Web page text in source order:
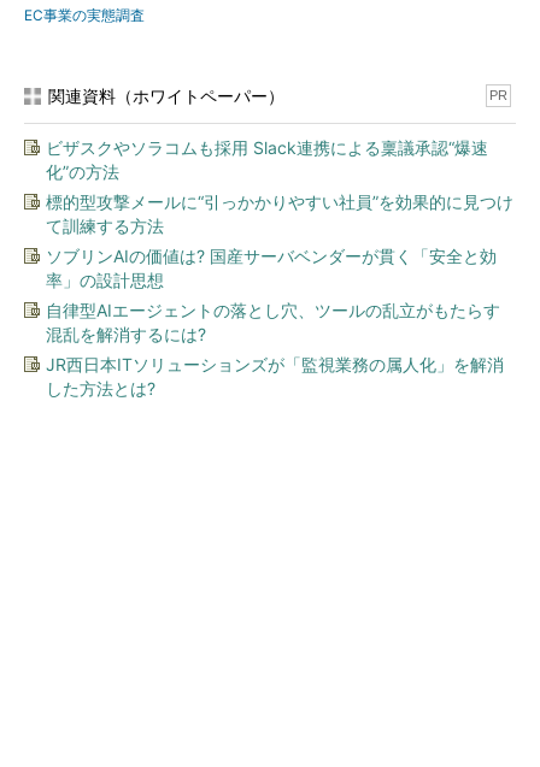
EC事業の実態調査
関連資料（ホワイトペーパー） PR
ビザスクやソラコムも採用 Slack連携による稟議承認“爆速
化”の方法
標的型攻撃メールに“引っかかりやすい社員”を効果的に見つけ
て訓練する方法
ソブリンAIの価値は? 国産サーバベンダーが貫く「安全と効
率」の設計思想
自律型AIエージェントの落とし穴、ツールの乱立がもたらす
混乱を解消するには?
JR西日本ITソリューションズが「監視業務の属人化」を解消
した方法とは?